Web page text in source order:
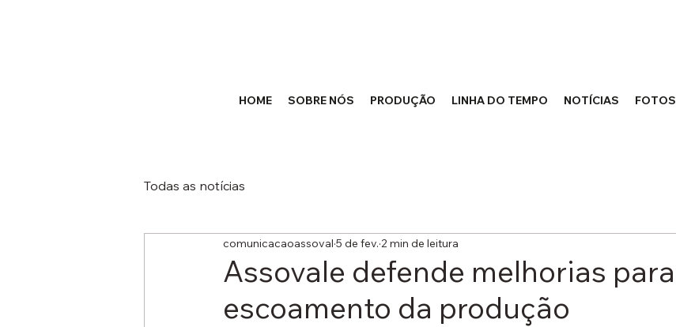
HOME SOBRE NÓS PRODUÇÃO LINHA DO TEMPO NOTÍCIAS FOTOS
Todas as notícias
Assovale defende melhorias para
escoamento da produção
comunicacaoassoval 5 de fev. 2 min de leitura